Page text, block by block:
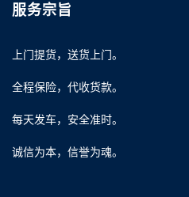
服务宗旨
上门提货，送货上门。
全程保险，代收货款。
每天发车，安全准时。
诚信为本，信誉为魂。